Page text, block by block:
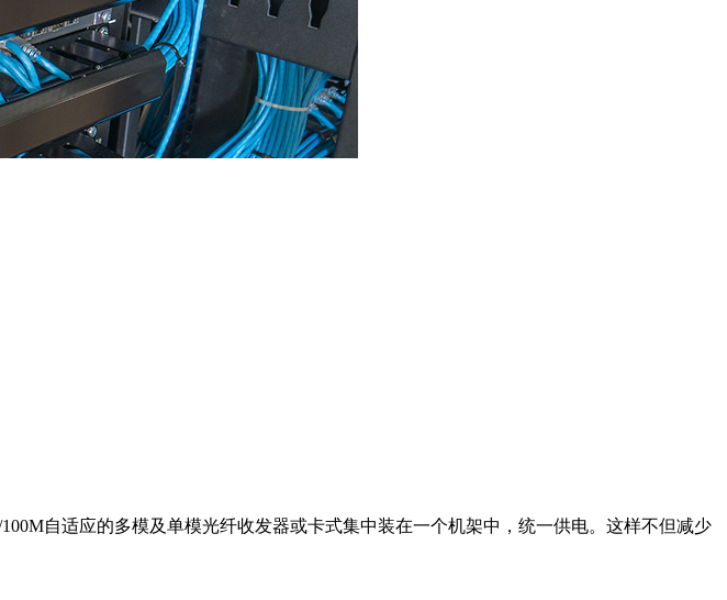
自适应的多模及单模光纤收发器或卡式集中装在一个机架中，统一供电。这样不但减少